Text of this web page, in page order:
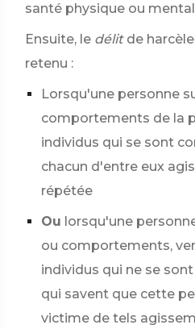
santé physique ou
Ensuite, le délit de
retenu :
Lorsqu'une personne
comportements de la
individus qui se sont
chacun d'entre eux
répétée
Ou lorsqu'une
ou comportements,
individus qui ne se
qui savent que cette
victime de tels